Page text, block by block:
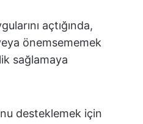
açtığında,
önemsememek
sağlamaya
desteklemek için